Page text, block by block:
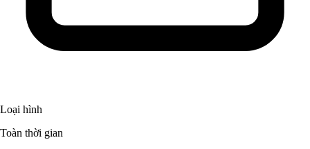
Loại hình
Toàn thời gian